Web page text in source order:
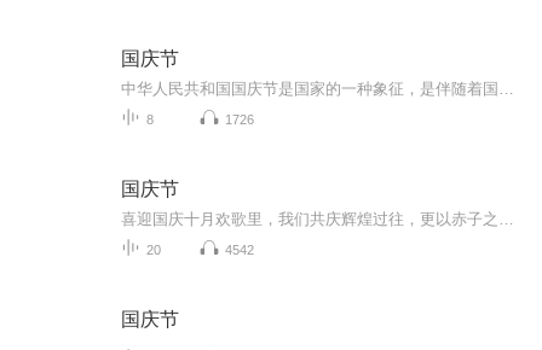
国庆节
8 1726
国庆节
20 4542
国庆节